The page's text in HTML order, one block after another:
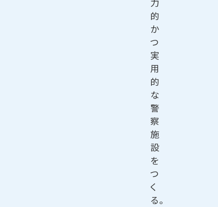
力
的
か
つ
実
用
的
な
警
察
施
設
を
つ
く
る。